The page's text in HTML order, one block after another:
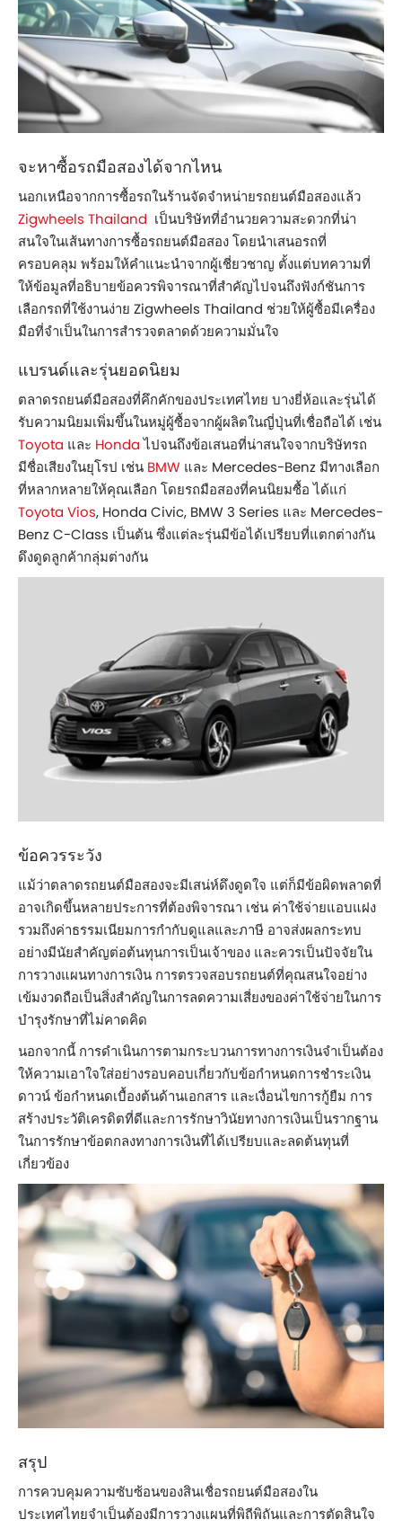
จะหาซื้อรถมือสองได้จากไหน
นอกเหนือจากการซื้อรถในร้านจัดจำหน่ายรถยนต์มือสองแล้ว
Zigwheels Thailand เป็นบริษัทที่อำนวยความสะดวกที่น่า
สนใจในเส้นทางการซื้อรถยนต์มือสอง โดยนำเสนอรถที่
ครอบคลุม พร้อมให้คำแนะนำจากผู้เชี่ยวชาญ ตั้งแต่บทความที่
ให้ข้อมูลที่อธิบายข้อควรพิจารณาที่สำคัญไปจนถึงฟังก์ชันการ
เลือกรถที่ใช้งานง่าย Zigwheels Thailand ช่วยให้ผู้ซื้อมีเครื่อง
มือที่จำเป็นในการสำรวจตลาดด้วยความมั่นใจ
แบรนด์และรุ่นยอดนิยม
ตลาดรถยนต์มือสองที่คึกคักของประเทศไทย บางยี่ห้อและรุ่นได้
รับความนิยมเพิ่มขึ้นในหมู่ผู้ซื้อจากผู้ผลิตในญี่ปุ่นที่เชื่อถือได้ เช่น
Toyota และ Hondaไปจนถึงข้อเสนอที่น่าสนใจจากบริษัทรถ
มีชื่อเสียงในยุโรป เช่น BMW และ Mercedes-Benz มีทางเลือก
ที่หลากหลายให้คุณเลือก โดยรถมือสองที่คนนิยมซื้อ ได้แก่
Toyota Vios, Honda Civic, BMW 3 Series และ Mercedes-
Benz C-Class เป็นต้น ซึ่งแต่ละรุ่นมีข้อได้เปรียบที่แตกต่างกัน
ดึงดูดลูกค้ากลุ่มต่างกัน
ข้อควรระวัง
แม้ว่าตลาดรถยนต์มือสองจะมีเสน่ห์ดึงดูดใจ แต่ก็มีข้อผิดพลาดที่
อาจเกิดขึ้นหลายประการที่ต้องพิจารณา เช่น ค่าใช้จ่ายแอบแฝง
รวมถึงค่าธรรมเนียมการกำกับดูแลและภาษี อาจส่งผลกระทบ
อย่างมีนัยสำคัญต่อต้นทุนการเป็นเจ้าของ และควรเป็นปัจจัยใน
การวางแผนทางการเงิน การตรวจสอบรถยนต์ที่คุณสนใจอย่าง
เข้มงวดถือเป็นสิ่งสำคัญในการลดความเสี่ยงของค่าใช้จ่ายในการ
บำรุงรักษาที่ไม่คาดคิด
นอกจากนี้ การดำเนินการตามกระบวนการทางการเงินจำเป็นต้อง
ให้ความเอาใจใส่อย่างรอบคอบเกี่ยวกับข้อกำหนดการชำระเงิน
ดาวน์ ข้อกำหนดเบื้องต้นด้านเอกสาร และเงื่อนไขการกู้ยืม การ
สร้างประวัติเครดิตที่ดีและการรักษาวินัยทางการเงินเป็นรากฐาน
ในการรักษาข้อตกลงทางการเงินที่ได้เปรียบและลดต้นทุนที่
เกี่ยวข้อง
สรุป
การควบคุมความซับซ้อนของสินเชื่อรถยนต์มือสองใน
ประเทศไทยจำเป็นต้องมีการวางแผนที่พิถีพิถันและการตัดสินใจ